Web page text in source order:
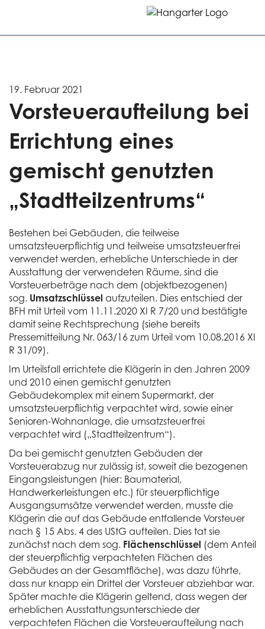
19. Februar 2021
Vorsteuer­aufteilung bei
Errichtung eines
gemischt genutzten
„Stadtteil­zentrums“
Bestehen bei Gebäuden, die teilweise
umsatzsteuerpflichtig und teilweise umsatzsteuerfrei
verwendet werden, erhebliche Unterschiede in der
Ausstattung der verwendeten Räume, sind die
Vorsteuerbeträge nach dem (objektbezogenen)
sog. Umsatzschlüssel aufzuteilen. Dies entschied der
BFH mit Urteil vom 11.11.2020 XI R 7/20 und bestätigte
damit seine Rechtsprechung (siehe bereits
Pressemitteilung Nr. 063/16 zum Urteil vom 10.08.2016 XI
R 31/09).
Im Urteilsfall errichtete die Klägerin in den Jahren 2009
und 2010 einen gemischt genutzten
Gebäudekomplex mit einem Supermarkt, der
umsatzsteuerpflichtig verpachtet wird, sowie einer
Senioren-Wohnanlage, die umsatzsteuerfrei
verpachtet wird („Stadtteilzentrum“).
Da bei gemischt genutzten Gebäuden der
Vorsteuerabzug nur zulässig ist, soweit die bezogenen
Eingangsleistungen (hier: Baumaterial,
Handwerkerleistungen etc.) für steuerpflichtige
Ausgangsumsätze verwendet werden, musste die
Klägerin die auf das Gebäude entfallende Vorsteuer
nach § 15 Abs. 4 des UStG aufteilen. Dies tat sie
zunächst nach dem sog. Flächenschlüssel (dem Anteil
der steuerpflichtig verpachteten Flächen des
Gebäudes an der Gesamtfläche), was dazu führte,
dass nur knapp ein Drittel der Vorsteuer abziehbar war.
Später machte die Klägerin geltend, dass wegen der
erheblichen Ausstattungsunterschiede der
verpachteten Flächen die Vorsteueraufteilung nach